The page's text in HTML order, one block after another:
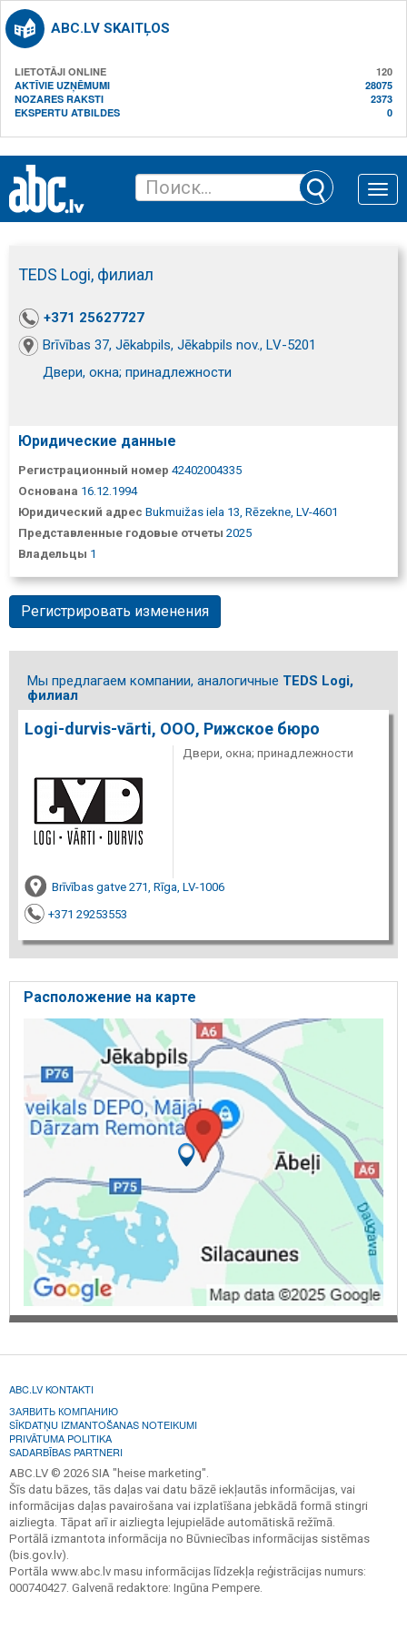
ABC.LV SKAITĻOS
LIETOTĀJI ONLINE
120
AKTĪVIE UZŅĒMUMI
28075
NOZARES RAKSTI
2373
EKSPERTU ATBILDES
0
Toggle
TEDS Logi, филиал
+371 25627727
Brīvības 37, Jēkabpils, Jēkabpils nov., LV-5201
Двери, окна; принадлежности
Юридические данные
Регистрационный номер 42402004335
Основана 16.12.1994
Юридический адрес Bukmuižas iela 13, Rēzekne, LV-4601
Представленные годовые отчеты 2025
Владельцы 1
Регистрировать изменения
Мы предлагаем компании, аналогичные TEDS Logi,
филиал
Logi-durvis-vārti, ООО, Рижское бюро
Двери, окна; принадлежности
Brīvības gatve 271, Rīga, LV-1006
+371 29253553
Расположение на карте
ABC.LV KONTAKTI
ЗАЯВИТЬ КОМПАНИЮ
SĪKDATŅU IZMANTOŠANAS NOTEIKUMI
PRIVĀTUMA POLITIKA
SADARBĪBAS PARTNERI
ABC.LV © 2026 SIA "heise marketing".
Šīs datu bāzes, tās daļas vai datu bāzē iekļautās informācijas, vai
informācijas daļas pavairošana vai izplatīšana jebkādā formā stingri
aizliegta. Tāpat arī ir aizliegta lejupielāde automātiskā režīmā.
Portālā izmantota informācija no Būvniecības informācijas sistēmas
(bis.gov.lv).
Portāla www.abc.lv masu informācijas līdzekļa reģistrācijas numurs:
000740427. Galvenā redaktore: Ingūna Pempere.